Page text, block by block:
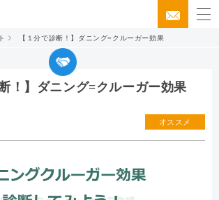
【１分で診断！】ダニング=クルーガー効果
！】ダニング=クルーガー効果
オススメ